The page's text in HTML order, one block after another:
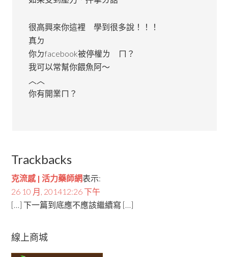
很高興來你這裡 學到很多說！！！
真ㄉ
你ㄉfacebook被停權ㄌ ㄇ？
我可以常幫你餵魚阿～
︿︿
你有開業ㄇ？
Trackbacks
克流感 | 活力藥師網表示:
26 10 月, 201412:26 下午
[…] 下一篇到底應不應該繼續寫 […]
線上商城